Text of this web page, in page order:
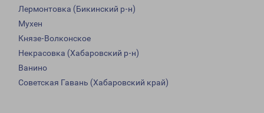
Лермонтовка (Бикинский р-н)
Мухен
Князе-Волконское
Некрасовка (Хабаровский р-н)
Ванино
Советская Гавань (Хабаровский край)